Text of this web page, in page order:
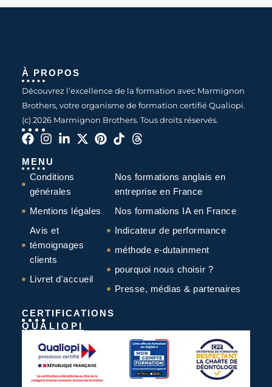
À PROPOS
Découvrez l’excellence de la formation avec Marmignon
Brothers, votre organisme de formation certifié Qualiopi.
(c) 2026 Marmignon Brothers. Tous droits réservés.
MENU
Conditions
générales
Mentions légales
Avis et
témoignages
clients
Livret d'accueil
Nos formations anglais en
entreprise en France
Nos formations IA en France
Indicateur de performance
méthode e-dutainment
pourquoi nous choisir ?
Presse, médias & partenaires
CERTIFICATIONS
QUALIOPI